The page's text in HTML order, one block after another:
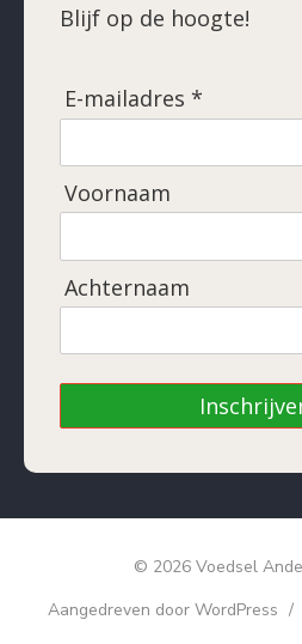
Blijf op de hoogte!
E-mailadres *
Voornaam
Achternaam
© 2026 Voedsel
Aangedreven door WordPress /